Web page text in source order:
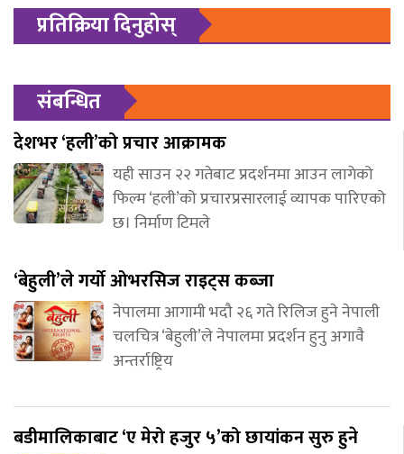
प्रतिक्रिया दिनुहोस्
संबन्धित
देशभर ‘हली’को प्रचार आक्रामक
यही साउन २२ गतेबाट प्रदर्शनमा आउन लागेको
फिल्म ‘हली’को प्रचारप्रसारलाई व्यापक पारिएको
छ। निर्माण टिमले
‘बेहुली’ले गर्यो ओभरसिज राइट्स कब्जा
नेपालमा आगामी भदौ २६ गते रिलिज हुने नेपाली
चलचित्र ‘बेहुली’ले नेपालमा प्रदर्शन हुनु अगावै
अन्तर्राष्ट्रिय
बडीमालिकाबाट ‘ए मेरो हजुर ५’को छायांकन सुरु हुने